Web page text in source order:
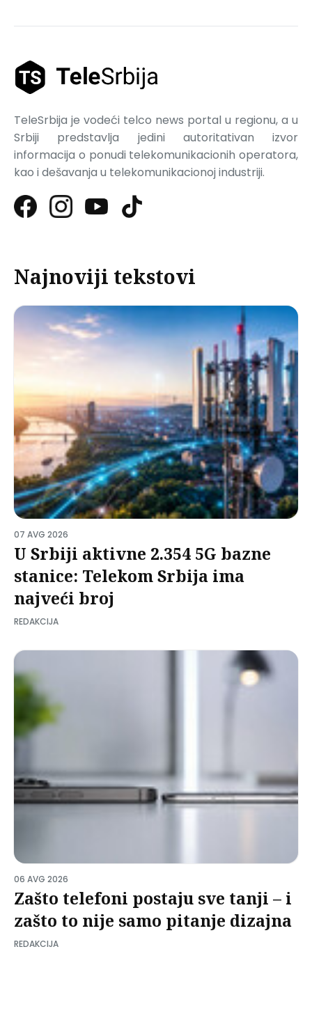
TeleSrbija je vodeći telco news portal u regionu, a u
Srbiji predstavlja jedini autoritativan izvor
informacija o ponudi telekomunikacionih operatora,
kao i dešavanja u telekomunikacionoj industriji.
Najnoviji tekstovi
07 AVG 2026
U Srbiji aktivne 2.354 5G bazne
stanice: Telekom Srbija ima
najveći broj
REDAKCIJA
06 AVG 2026
Zašto telefoni postaju sve tanji – i
zašto to nije samo pitanje dizajna
REDAKCIJA